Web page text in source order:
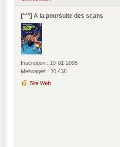
[°*°] A la poursuite des scans
Inscription : 19-01-2005
Messages : 20 438
Site Web